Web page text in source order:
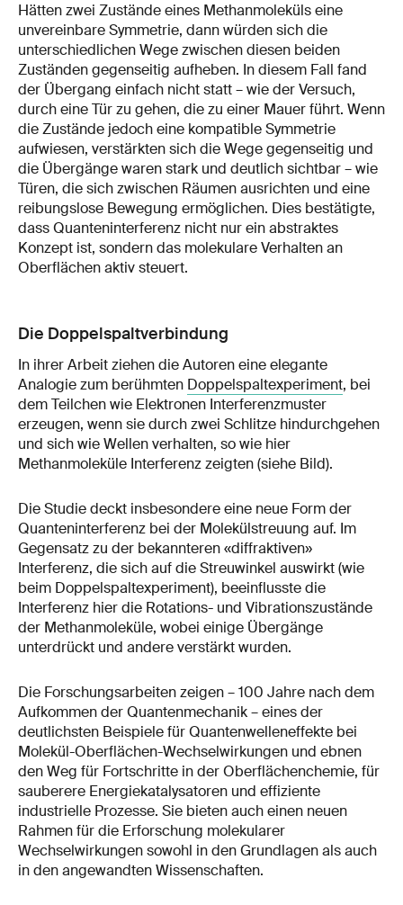
Hätten zwei Zustände eines Methanmoleküls eine
unvereinbare Symmetrie, dann würden sich die
unterschiedlichen Wege zwischen diesen beiden
Zuständen gegenseitig aufheben. In diesem Fall fand
der Übergang einfach nicht statt – wie der Versuch,
durch eine Tür zu gehen, die zu einer Mauer führt. Wenn
die Zustände jedoch eine kompatible Symmetrie
aufwiesen, verstärkten sich die Wege gegenseitig und
die Übergänge waren stark und deutlich sichtbar – wie
Türen, die sich zwischen Räumen ausrichten und eine
reibungslose Bewegung ermöglichen. Dies bestätigte,
dass Quanteninterferenz nicht nur ein abstraktes
Konzept ist, sondern das molekulare Verhalten an
Oberflächen aktiv steuert.
Die Doppelspaltverbindung
In ihrer Arbeit ziehen die Autoren eine elegante
Analogie zum berühmten Doppelspaltexperiment, bei
dem Teilchen wie Elektronen Interferenzmuster
erzeugen, wenn sie durch zwei Schlitze hindurchgehen
und sich wie Wellen verhalten, so wie hier
Methanmoleküle Interferenz zeigten (siehe Bild).
Die Studie deckt insbesondere eine neue Form der
Quanteninterferenz bei der Molekülstreuung auf. Im
Gegensatz zu der bekannteren «diffraktiven»
Interferenz, die sich auf die Streuwinkel auswirkt (wie
beim Doppelspaltexperiment), beeinflusste die
Interferenz hier die Rotations- und Vibrationszustände
der Methanmoleküle, wobei einige Übergänge
unterdrückt und andere verstärkt wurden.
Die Forschungsarbeiten zeigen – 100 Jahre nach dem
Aufkommen der Quantenmechanik – eines der
deutlichsten Beispiele für Quantenwelleneffekte bei
Molekül-Oberflächen-Wechselwirkungen und ebnen
den Weg für Fortschritte in der Oberflächenchemie, für
sauberere Energiekatalysatoren und effiziente
industrielle Prozesse. Sie bieten auch einen neuen
Rahmen für die Erforschung molekularer
Wechselwirkungen sowohl in den Grundlagen als auch
in den angewandten Wissenschaften.